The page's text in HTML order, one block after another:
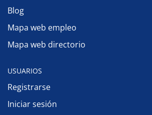
Blog
Mapa web empleo
Mapa web directorio
USUARIOS
Registrarse
Iniciar sesión